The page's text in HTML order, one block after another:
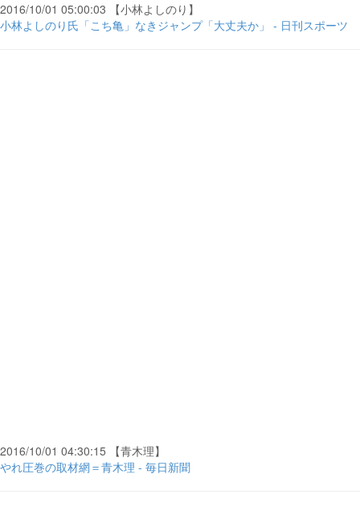
2016/10/01 05:00:03 【小林よしのり】
小林よしのり氏「こち亀」なきジャンプ「大丈夫か」 - 日刊スポーツ
2016/10/01 04:30:15 【青木理】
やれ圧巻の取材網＝青木理 - 毎日新聞